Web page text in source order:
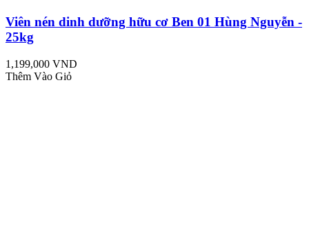
Viên nén dinh dưỡng hữu cơ Ben 01 Hùng Nguyễn -
25kg
1,199,000 VND
Thêm Vào Giỏ